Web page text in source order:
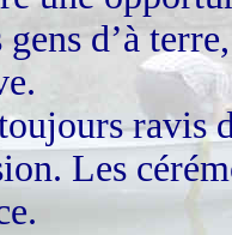
gens d’à
ravis
Les